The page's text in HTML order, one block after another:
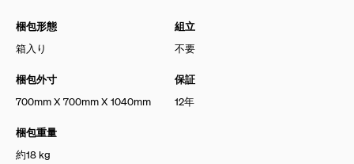
梱包形態
箱入り
梱包外寸
700mm X 700mm X 1040mm
梱包重量
約18 kg
組立
不要
保証
12年